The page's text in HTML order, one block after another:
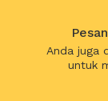
Anda juga
untuk